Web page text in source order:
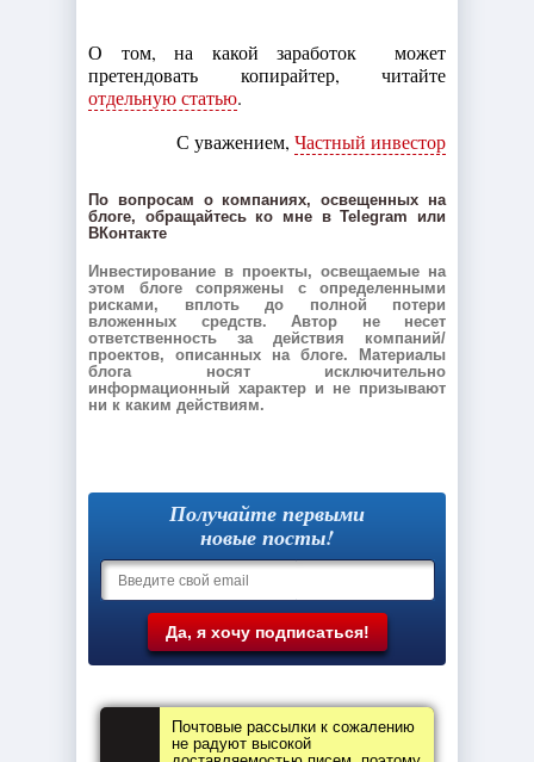
О том, на какой заработок может
претендовать копирайтер, читайте
отдельную статью.
С уважением, Частный инвестор
По вопросам о компаниях, освещенных на
блоге, обращайтесь ко мне в Telegram или
ВКонтакте
Инвестирование в проекты, освещаемые на
этом блоге сопряжены с определенными
рисками, вплоть до полной потери
вложенных средств. Автор не несет
ответственность за действия компаний/
проектов, описанных на блоге. Материалы
блога носят исключительно
информационный характер и не призывают
ни к каким действиям.
Получайте первыми
новые посты!
Почтовые рассылки к сожалению
не радуют высокой